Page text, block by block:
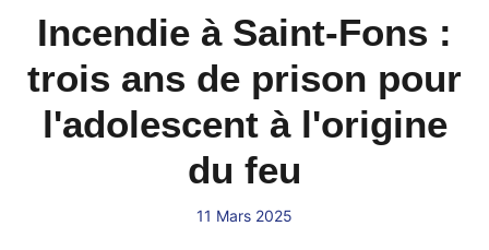
Incendie à Saint-Fons :
trois ans de prison pour
l'adolescent à l'origine
du feu
11 Mars 2025